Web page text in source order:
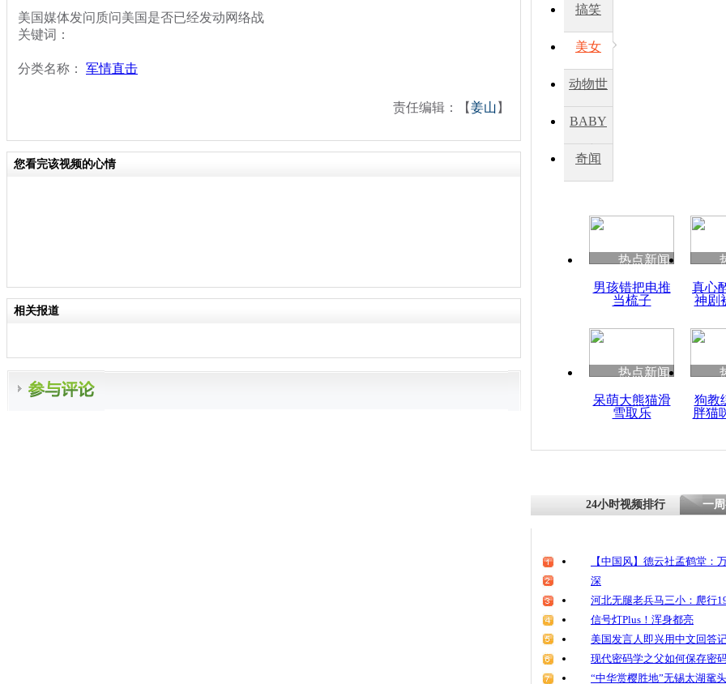
美国媒体发问质问美国是否已经发动网络战
关键词：
分类名称： 军情直击
责任编辑：【姜山 】
您看完该视频的心情
相关报道
搞笑
美女
动物世
BABY
秀
奇闻
热点新闻
男孩错把电推
当梳子
真心
神剧
热点新闻
呆萌大熊猫滑
雪取乐
狗教
胖猫
24小时视频排行 一
【中国风】德云社孟鹤堂：
深
河北无腿老兵马三小：爬行
信号灯Plus！浑身都亮
美国发言人即兴用中文回答
现代密码学之父如何保存
“中华赏樱胜地”无锡太湖鼋